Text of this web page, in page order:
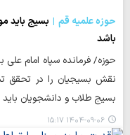
حوزه علمیه قم
بسیج باید
باشد
حوزه/ فرمانده سپاه امام
نقش بسیجیان را در تحقق
بسیج طلاب و دانشجویان
۱۴۰۴-۰۹-۰۶ ۱۵:۱۷